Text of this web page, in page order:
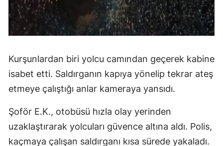
Kurşunlardan biri yolcu camından geçerek kabine
isabet etti. Saldırganın kapıya yönelip tekrar ateş
etmeye çalıştığı anlar kameraya yansıdı.
Şoför E.K., otobüsü hızla olay yerinden
uzaklaştırarak yolcuları güvence altına aldı. Polis,
kaçmaya çalışan saldırganı kısa sürede yakaladı.